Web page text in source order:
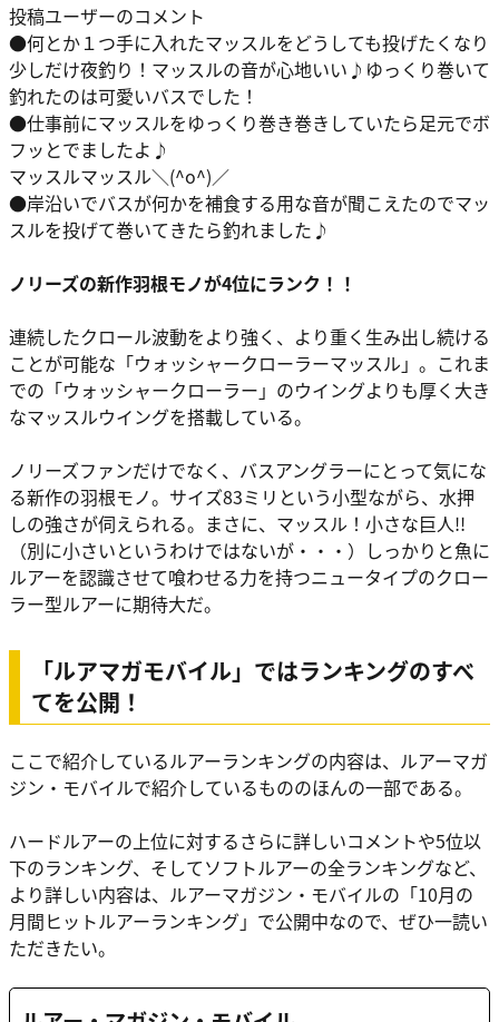
投稿ユーザーのコメント
●何とか１つ手に入れたマッスルをどうしても投げたくなり
少しだけ夜釣り！マッスルの音が心地いい♪ゆっくり巻いて
釣れたのは可愛いバスでした！
●仕事前にマッスルをゆっくり巻き巻きしていたら足元でボ
フッとでましたよ♪
マッスルマッスル＼(^o^)／
●岸沿いでバスが何かを補食する用な音が聞こえたのでマッ
スルを投げて巻いてきたら釣れました♪
ノリーズの新作羽根モノが4位にランク！！
連続したクロール波動をより強く、より重く生み出し続ける
ことが可能な「ウォッシャークローラーマッスル」。これま
での「ウォッシャークローラー」のウイングよりも厚く大き
なマッスルウイングを搭載している。
ノリーズファンだけでなく、バスアングラーにとって気にな
る新作の羽根モノ。サイズ83ミリという小型ながら、水押
しの強さが伺えられる。まさに、マッスル！小さな巨人!!
（別に小さいというわけではないが・・・）しっかりと魚に
ルアーを認識させて喰わせる力を持つニュータイプのクロー
ラー型ルアーに期待大だ。
「ルアマガモバイル」ではランキングのすべ
てを公開！
ここで紹介しているルアーランキングの内容は、ルアーマガ
ジン・モバイルで紹介しているもののほんの一部である。
ハードルアーの上位に対するさらに詳しいコメントや5位以
下のランキング、そしてソフトルアーの全ランキングなど、
より詳しい内容は、ルアーマガジン・モバイルの「10月の
月間ヒットルアーランキング」で公開中なので、ぜひ一読い
ただきたい。